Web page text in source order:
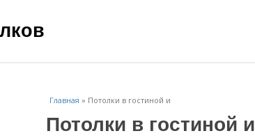
Главная » Потолки в гостиной и
Потолки в гостиной и